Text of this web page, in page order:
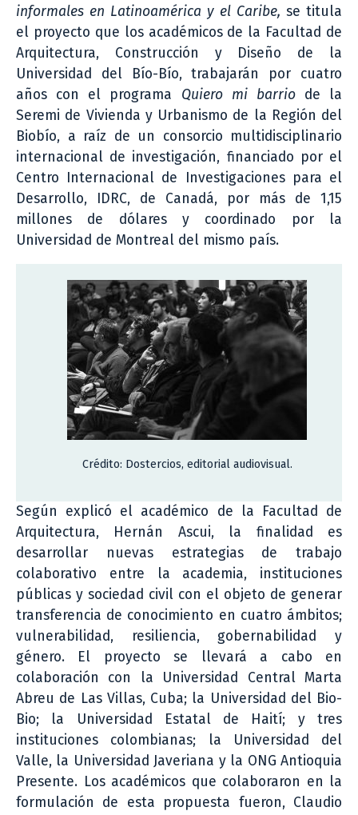
informales en Latinoamérica y el Caribe, se titula
el proyecto que los académicos de la Facultad de
Arquitectura, Construcción y Diseño de la
Universidad del Bío-Bío, trabajarán por cuatro
años con el programa Quiero mi barriode la
Seremi de Vivienda y Urbanismo de la Región del
Biobío, a raíz de un consorcio multidisciplinario
internacional de investigación, financiado por el
Centro Internacional de Investigaciones para el
Desarrollo, IDRC, de Canadá, por más de 1,15
millones de dólares y coordinado por la
Universidad de Montreal del mismo país.
Crédito: Dostercios, editorial audiovisual.
Según explicó el académico de la Facultad de
Arquitectura, Hernán Ascui, la finalidad es
desarrollar nuevas estrategias de trabajo
colaborativo entre la academia, instituciones
públicas y sociedad civil con el objeto de generar
transferencia de conocimiento en cuatro ámbitos;
vulnerabilidad, resiliencia, gobernabilidad y
género. El proyecto se llevará a cabo en
colaboración con la Universidad Central Marta
Abreu de Las Villas, Cuba; la Universidad del Bio-
Bio; la Universidad Estatal de Haití; y tres
instituciones colombianas; la Universidad del
Valle, la Universidad Javeriana y la ONG Antioquia
Presente. Los académicos que colaboraron en la
formulación de esta propuesta fueron, Claudio